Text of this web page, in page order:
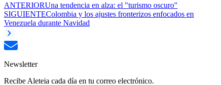
ANTERIORUna tendencia en alza: el "turismo oscuro"
SIGUIENTEColombia y los ajustes fronterizos enfocados en
Venezuela durante Navidad
Newsletter
Recibe Aleteia cada día en tu correo electrónico.